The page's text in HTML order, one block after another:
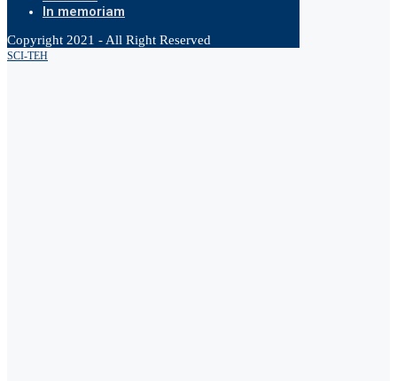
In memoriam
Copyright 2021 - All Right Reserved
SCI-TEH